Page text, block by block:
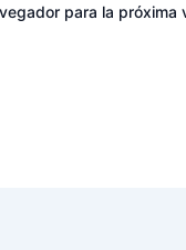
para la próxima